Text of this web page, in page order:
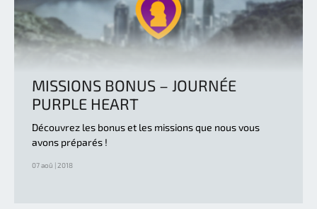
MISSIONS BONUS – JOURNÉE
PURPLE HEART
Découvrez les bonus et les missions que nous vous
avons préparés !
07 aoû | 2018